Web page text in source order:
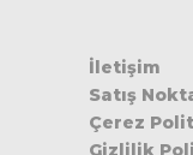
İletişim
Satış
Çerez
Gizlilik